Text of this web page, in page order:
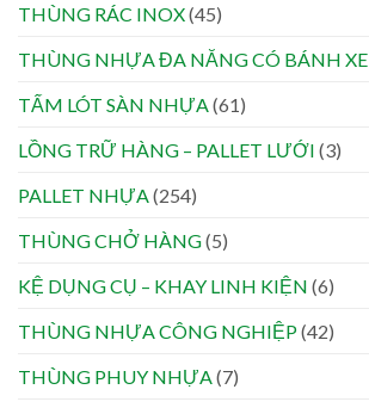
THÙNG RÁC INOX(45)
THÙNG NHỰA ĐA NĂNG CÓ BÁNH XE
TẤM LÓT SÀN NHỰA(61)
LỒNG TRỮ HÀNG – PALLET LƯỚI (3)
PALLET NHỰA(254)
THÙNG CHỞ HÀNG(5)
KỆ DỤNG CỤ – KHAY LINH KIỆN (6)
THÙNG NHỰA CÔNG NGHIỆP(42)
THÙNG PHUY NHỰA(7)